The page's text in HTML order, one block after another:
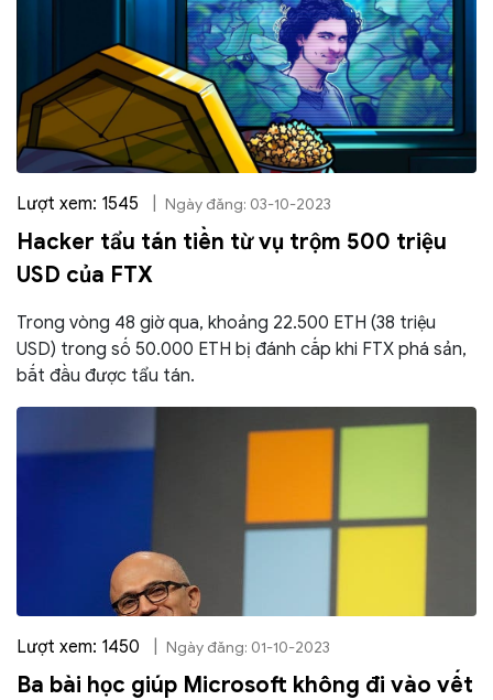
Lượt xem: 1545 Ngày đăng: 03-10-2023
Hacker tẩu tán tiền từ vụ trộm 500 triệu
USD của FTX
Trong vòng 48 giờ qua, khoảng 22.500 ETH (38 triệu
USD) trong số 50.000 ETH bị đánh cắp khi FTX phá sản,
bắt đầu được tẩu tán.
Lượt xem: 1450 Ngày đăng: 01-10-2023
Ba bài học giúp Microsoft không đi vào vết